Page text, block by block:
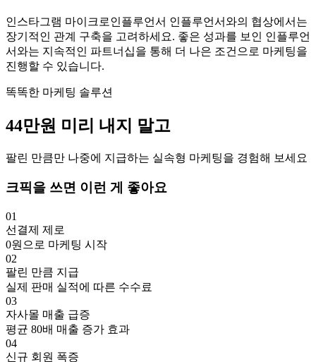
인스타그램 마이크로인플루언서 인플루언서와의 협상에서는
장기적인 관계 구축을 고려하세요. 좋은 성과를 보인 인플루언
서와는 지속적인 파트너십을 통해 더 나은 조건으로 마케팅을
진행할 수 있습니다.
똑똑한 마케팅 솔루션
44만원 미리 내지 말고
팔린 만큼만 나중에 지급하는 실속형 마케팅을 경험해 보세요
크픽을 쓰면 이런 게 좋아요
01
선결제 제로
0원으로 마케팅 시작
02
팔린 만큼 지급
실제 판매 실적에 따른 수수료
03
자사몰 매출 급증
평균 80배 매출 증가 효과
04
신규 회원 폭증